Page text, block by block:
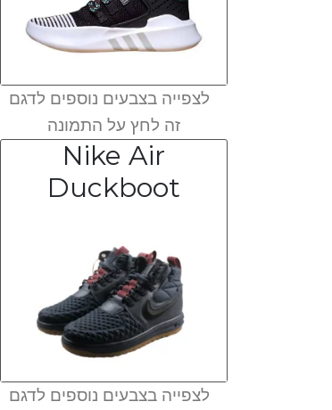
לצפייה בצבעים נוספים לדגם
זה לחץ על התמונה
Nike Air
Duckboot
לצפייה בצבעים נוספים לדגם